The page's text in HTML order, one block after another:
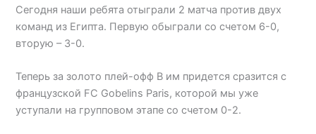
Сегодня наши ребята отыграли 2 матча против двух
команд из Египта. Первую обыграли со счетом 6-0,
вторую – 3-0.
Теперь за золото плей-офф В им придется сразится с
французской FC Gobelins Paris, которой мы уже
уступали на групповом этапе со счетом 0-2.